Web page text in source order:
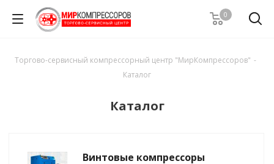
0
Торгово-сервисный компрессорный центр "МирКомпрессоров" -
Каталог
Каталог
Винтовые компрессоры